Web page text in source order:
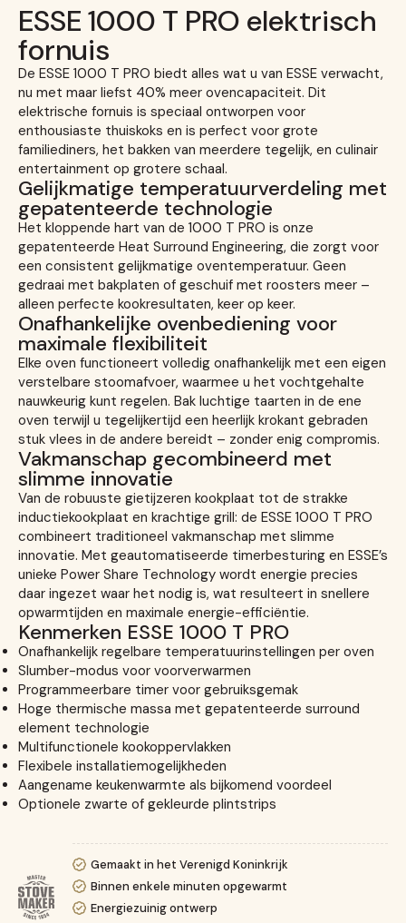
ESSE 1000 T PRO elektrisch
fornuis
De ESSE 1000 T PRO biedt alles wat u van ESSE verwacht,
nu met maar liefst 40% meer ovencapaciteit. Dit
elektrische fornuis is speciaal ontworpen voor
enthousiaste thuiskoks en is perfect voor grote
familiediners, het bakken van meerdere tegelijk, en culinair
entertainment op grotere schaal.
Gelijkmatige temperatuurverdeling met
gepatenteerde technologie
Het kloppende hart van de 1000 T PRO is onze
gepatenteerde Heat Surround Engineering, die zorgt voor
een consistent gelijkmatige oventemperatuur. Geen
gedraai met bakplaten of geschuif met roosters meer –
alleen perfecte kookresultaten, keer op keer.
Onafhankelijke ovenbediening voor
maximale flexibiliteit
Elke oven functioneert volledig onafhankelijk met een eigen
verstelbare stoomafvoer, waarmee u het vochtgehalte
nauwkeurig kunt regelen. Bak luchtige taarten in de ene
oven terwijl u tegelijkertijd een heerlijk krokant gebraden
stuk vlees in de andere bereidt – zonder enig compromis.
Vakmanschap gecombineerd met
slimme innovatie
Van de robuuste gietijzeren kookplaat tot de strakke
inductiekookplaat en krachtige grill: de ESSE 1000 T PRO
combineert traditioneel vakmanschap met slimme
innovatie. Met geautomatiseerde timerbesturing en ESSE’s
unieke Power Share Technology wordt energie precies
daar ingezet waar het nodig is, wat resulteert in snellere
opwarmtijden en maximale energie-efficiëntie.
Kenmerken ESSE 1000 T PRO
Onafhankelijk regelbare temperatuurinstellingen per oven
Slumber-modus voor voorverwarmen
Programmeerbare timer voor gebruiksgemak
Hoge thermische massa met gepatenteerde surround
element technologie
Multifunctionele kookoppervlakken
Flexibele installatiemogelijkheden
Aangename keukenwarmte als bijkomend voordeel
Optionele zwarte of gekleurde plintstrips
Gemaakt in het Verenigd Koninkrijk
Binnen enkele minuten opgewarmt
Energiezuinig ontwerp